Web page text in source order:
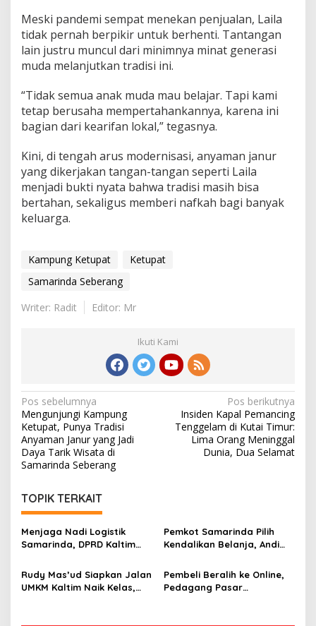
Meski pandemi sempat menekan penjualan, Laila
tidak pernah berpikir untuk berhenti. Tantangan
lain justru muncul dari minimnya minat generasi
muda melanjutkan tradisi ini.
“Tidak semua anak muda mau belajar. Tapi kami
tetap berusaha mempertahankannya, karena ini
bagian dari kearifan lokal,” tegasnya.
Kini, di tengah arus modernisasi, anyaman janur
yang dikerjakan tangan-tangan seperti Laila
menjadi bukti nyata bahwa tradisi masih bisa
bertahan, sekaligus memberi nafkah bagi banyak
keluarga.
Kampung Ketupat
Ketupat
Samarinda Seberang
Writer: Radit
Editor: Mr
Ikuti Kami
Navigasi
pos
Pos sebelumnya
Mengunjungi Kampung
Ketupat, Punya Tradisi
Anyaman Janur yang Jadi
Daya Tarik Wisata di
Samarinda Seberang
Pos berikutnya
Insiden Kapal Pemancing
Tenggelam di Kutai Timur:
Lima Orang Meninggal
Dunia, Dua Selamat
TOPIK TERKAIT
Menjaga Nadi Logistik
Samarinda, DPRD Kaltim
Mahulu
Pemkot Samarinda Pilih
Kendalikan Belanja, Andi
Penting daripada Berutang
Rudy Mas’ud Siapkan Jalan
UMKM Kaltim Naik Kelas,
Pembeli Beralih ke Online,
Pedagang Pasar